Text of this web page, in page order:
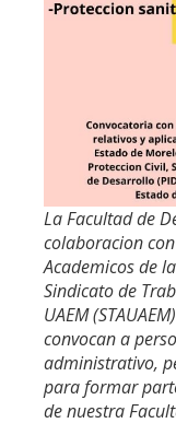
La Facultad de
colaboracion
Academicos de la
Sindicato de
UAEM
convocan a
administrativo,
para formar
de nuestra